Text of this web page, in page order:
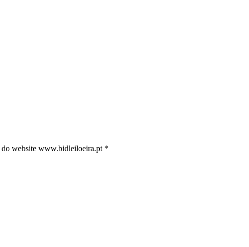
do website www.bidleiloeira.pt *